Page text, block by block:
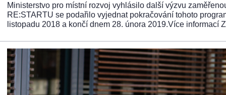
Ministerstvo pro místní rozvoj vyhlásilo další výzvu
RE:STARTU se podařilo vyjednat pokračování tohoto
listopadu 2018 a končí dnem 28. února 2019.Více informací